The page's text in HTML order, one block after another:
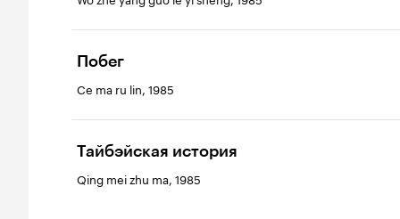
Побег
Ce ma ru lin, 1985
Тайбэйская история
Qing mei zhu ma, 1985